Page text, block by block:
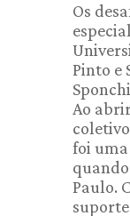
Os
Pinto e
Ao
foi
Paulo.